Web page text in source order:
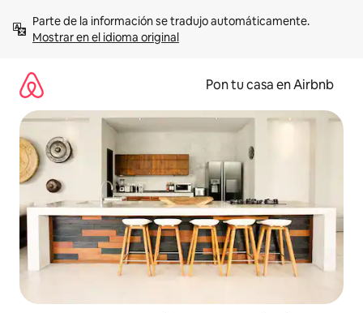
contenidoMostrar en el idioma original
Pon tu casa en Airbnb